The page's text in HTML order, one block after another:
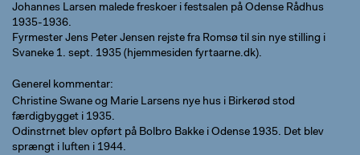
Johannes Larsen malede freskoer i festsalen på Odense Rådhus
1935-1936.
Fyrmester Jens Peter Jensen rejste fra Romsø til sin nye stilling i
Svaneke 1. sept. 1935 (hjemmesiden fyrtaarne.dk).
Generel kommentar
Christine Swane og Marie Larsens nye hus i Birkerød stod
færdigbygget i 1935.
Odinstrnet blev opført på Bolbro Bakke i Odense 1935. Det blev
sprængt i luften i 1944.